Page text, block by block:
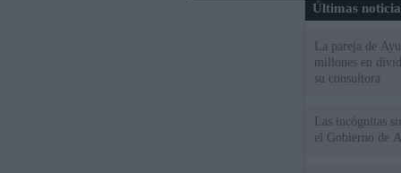
Últimas
La pareja de
millones en
su consultora
Las incógnitas
el Gobierno de